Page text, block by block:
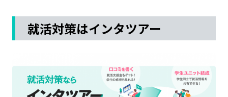
就活対策はインタツアー